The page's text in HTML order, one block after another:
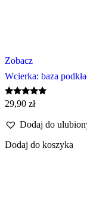
Zobacz
Wcierka: baza
Oceniono
5.00
29,90 zł
Dodaj do
Dodaj do koszyka